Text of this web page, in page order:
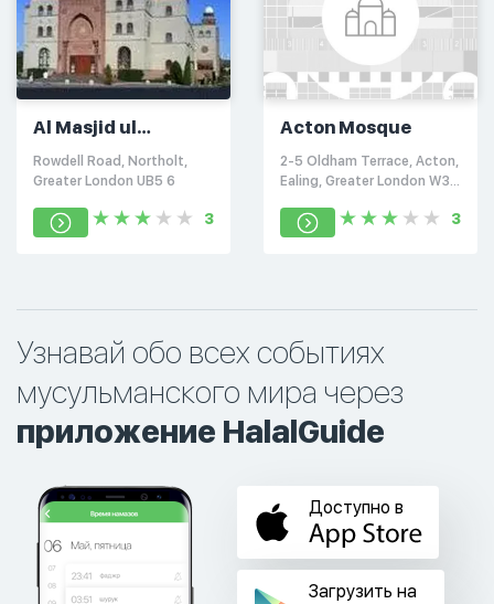
Al Masjid ul
Husseini
Rowdell Road, Northolt,
Greater London UB5 6
3
Acton Mosque
2-5 Oldham Terrace, Acton,
Ealing, Greater London W3
3
Узнавай обо всех событиях
мусульманского мира через
приложение HalalGuide
Доступно в
Загрузить на